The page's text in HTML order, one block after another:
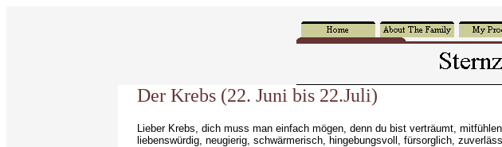
Der Krebs (22. Juni bis 22.Juli)
Lieber Krebs, dich muss man einfach mögen, denn du bist verträumt,
liebenswürdig, neugierig, schwärmerisch, hingebungsvoll, fürsorglich,